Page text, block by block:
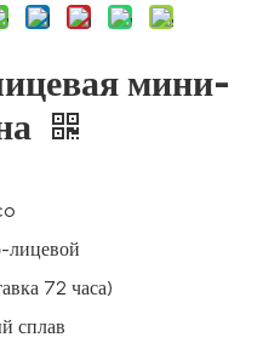
мини-
лицевой
72 часа)
сплав